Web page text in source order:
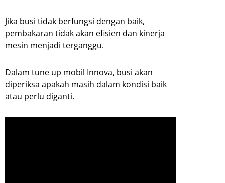
Jika busi tidak berfungsi dengan baik,
pembakaran tidak akan efisien dan kinerja
mesin menjadi terganggu.
Dalam tune up mobil Innova, busi akan
diperiksa apakah masih dalam kondisi baik
atau perlu diganti.